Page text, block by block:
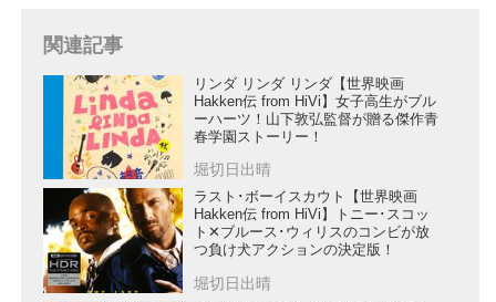
関連記事
リンダ リンダ リンダ【世界映画
Hakken伝 from HiVi】女子高生がブル
ーハーツ！山下敦弘監督が贈る傑作青
春学園ストーリー！
堀切日出晴
ラスト･ボーイスカウト【世界映画
Hakken伝 from HiVi】トニー･スコッ
ト✕ブルース･ウィリスのコンビが放
つ負け犬アクションの決定版！
堀切日出晴